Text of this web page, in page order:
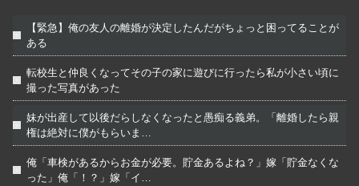
【緊急】俺の友人の離婚が決定したんだがちょっと困ってることが
ある
転校生と仲良くなってその子の家に遊びに行ったら私が小さい頃に
撮った写真があった
妹が出産して以後だらしなくなったと愚痴る義弟。「離婚したら親
権は絶対に僕がもらいま…
俺「車検があるからお金が必要。貯金あるよね？」嫁「貯金なくな
った」俺「！？」嫁「イ…